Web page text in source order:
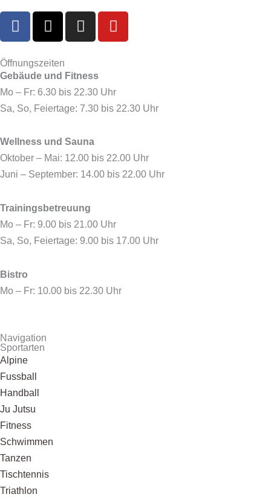
F
a
e
b
o
o
X
-
w
i
t
t
r
I
n
a
g
r
m
Y
o
b
e
Öffnungszeiten
Gebäude und Fitness
Mo – Fr: 6.30 bis 22.30 Uhr
Sa, So, Feiertage: 7.30 bis 22.30 Uhr
Wellness und Sauna
Oktober – Mai: 12.00 bis 22.00 Uhr
Juni – September: 14.00 bis 22.00 Uhr
Trainingsbetreuung
Mo – Fr: 9.00 bis 21.00 Uhr
Sa, So, Feiertage: 9.00 bis 17.00 Uhr
Bistro
Mo – Fr: 10.00 bis 22.30 Uhr
Navigation
Sportarten
Alpine
Fussball
Handball
Ju Jutsu
Fitness
Schwimmen
Tanzen
Tischtennis
Triathlon